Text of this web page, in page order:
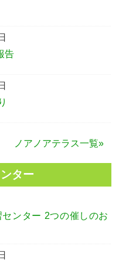
告
ノアノアテラス一覧»
ター
ンター 2つの催しのお